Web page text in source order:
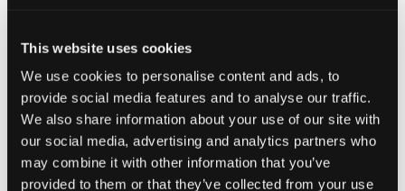
This website uses cookies
We use cookies to personalise content and ads, to
provide social media features and to analyse our traffic.
We also share information about your use of our site with
our social media, advertising and analytics partners who
may combine it with other information that you’ve
provided to them or that they’ve collected from your use
Małe ilości
w
Opinia o rozmiarze